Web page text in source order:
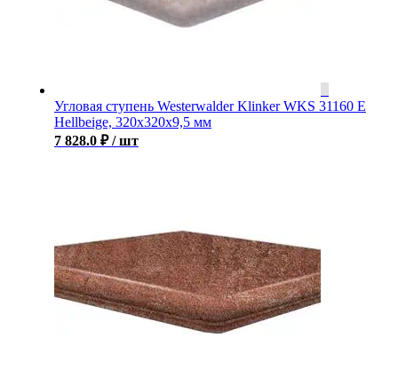
Угловая ступень Westerwalder Klinker WKS 31160 E
Hellbeige, 320x320x9,5 мм
7 828.0 ₽ / шт